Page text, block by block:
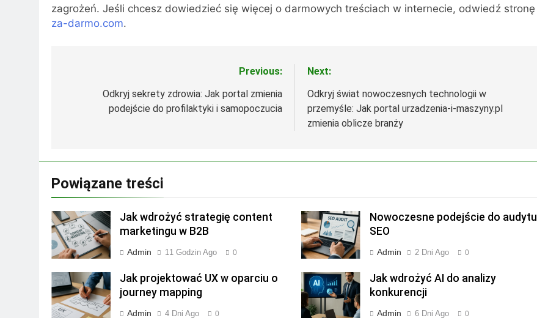
zagrożeń. Jeśli chcesz dowiedzieć się więcej o darmowych treściach w internecie, odwiedź stronę
za-darmo.com.
Previous:
Odkryj sekrety zdrowia: Jak portal zmienia
podejście do profilaktyki i samopoczucia
Next:
Odkryj świat nowoczesnych technologii w
przemyśle: Jak portal urzadzenia-i-maszyny.pl
zmienia oblicze branży
Powiązane treści
Jak wdrożyć strategię content
marketingu w B2B
Admin 11 Godzin Ago 0
Nowoczesne podejście do audytu
SEO
Admin 2 Dni Ago 0
Jak projektować UX w oparciu o
journey mapping
Admin 4 Dni Ago 0
Jak wdrożyć AI do analizy
konkurencji
Admin 6 Dni Ago 0